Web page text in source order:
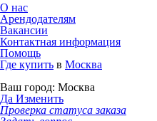
О нас
Арендодателям
Вакансии
Контактная информация
Помощь
Где купить в Москва
Ваш город: Москва
Да Изменить
Проверка статуса заказа